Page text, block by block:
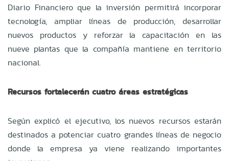
Diario Financiero que la inversión permitirá incorporar
tecnología, ampliar líneas de producción, desarrollar
nuevos productos y reforzar la capacitación en las
nueve plantas que la compañía mantiene en territorio
nacional.
Recursos fortalecerán cuatro áreas estratégicas
Según explicó el ejecutivo, los nuevos recursos estarán
destinados a potenciar cuatro grandes líneas de negocio
donde la empresa ya viene realizando importantes